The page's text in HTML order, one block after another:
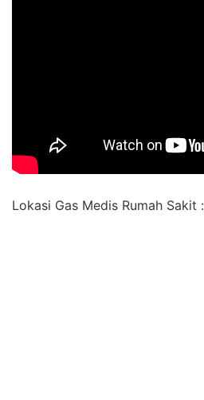
Lokasi Gas Medis Rumah Sakit :